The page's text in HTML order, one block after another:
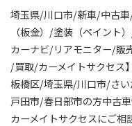
埼玉県/川口市/新車/中古
（板金）/塗装（ペイン
カーナビ/リアモニター/販
/買取/カーメイトサクセ
板橋区/埼玉県/川口市/さ
戸田市/春日部市の方中古
カーメイトサクセスにご相